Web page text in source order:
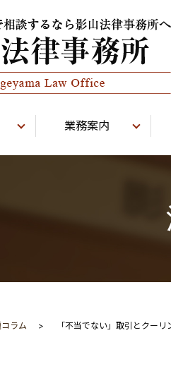
業務案内
ラム 「不当でない」取引とクー